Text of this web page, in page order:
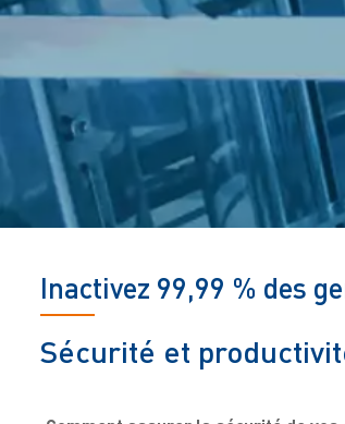
Inactivez 99,99 % des
Sécurité et